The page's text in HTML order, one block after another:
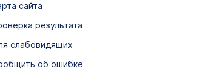
сайта
результата
слабовидящих
об ошибке